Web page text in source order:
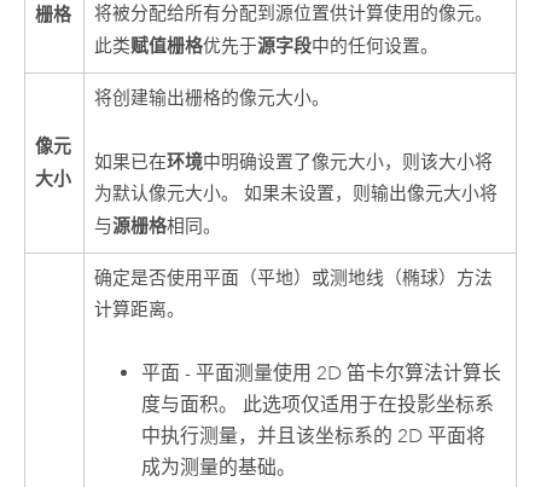
栅格
将被分配给所有分配到源位置供计算使用的像元。
此类赋值栅格优先于源字段中的任何设置。
像元
大小
将创建输出栅格的像元大小。
如果已在环境中明确设置了像元大小，则该大小将
为默认像元大小。 如果未设置，则输出像元大小将
与源栅格相同。
确定是否使用平面（平地）或测地线（椭球）方法
计算距离。
平面 - 平面测量使用 2D 笛卡尔算法计算长
度与面积。 此选项仅适用于在投影坐标系
中执行测量，并且该坐标系的 2D 平面将
成为测量的基础。